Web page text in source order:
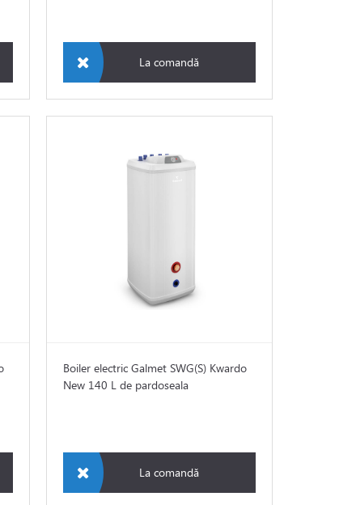
La comandă
Boiler electric Galmet SWG(S) Kwardo
New 140 L de pardoseala
La comandă